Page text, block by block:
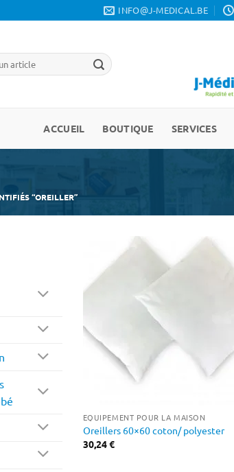
INFO@J-MEDICAL.BE
ACCUEIL BOUTIQUE SERVICES
“OREILLER”
EQUIPEMENT POUR LA MAISON
Oreillers 60×60 coton/ polyester
30,24€